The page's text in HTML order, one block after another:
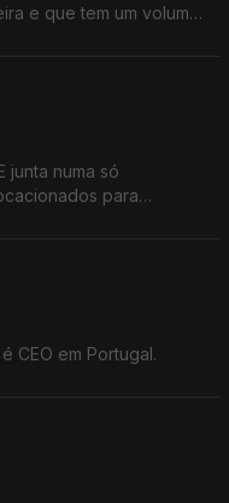
e que tem um volume
junta numa só
para
CEO em Portugal.